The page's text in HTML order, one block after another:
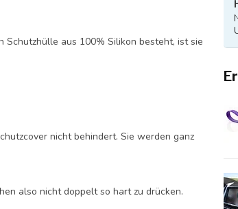
Schutzhülle aus 100% Silikon besteht, ist sie
nicht behindert. Sie werden ganz
also nicht doppelt so hart zu drücken.